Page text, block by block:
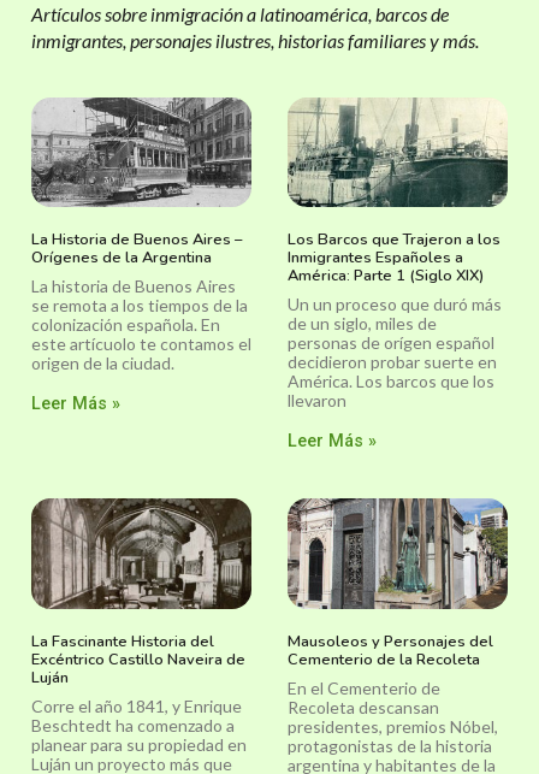
Artículos sobre inmigración a latinoamérica, barcos de
inmigrantes, personajes ilustres, historias familiares y más.
La Historia de Buenos Aires –
Orígenes de la Argentina
La historia de Buenos Aires
se remota a los tiempos de la
colonización española. En
este artícuolo te contamos el
origen de la ciudad.
Leer Más »
Los Barcos que Trajeron a los
Inmigrantes Españoles a
América: Parte 1 (Siglo XIX)
Un un proceso que duró más
de un siglo, miles de
personas de orígen español
decidieron probar suerte en
América. Los barcos que los
llevaron
Leer Más »
La Fascinante Historia del
Excéntrico Castillo Naveira de
Luján
Corre el año 1841, y Enrique
Beschtedt ha comenzado a
planear para su propiedad en
Luján un proyecto más que
Mausoleos y Personajes del
Cementerio de la Recoleta
En el Cementerio de
Recoleta descansan
presidentes, premios Nóbel,
protagonistas de la historia
argentina y habitantes de la